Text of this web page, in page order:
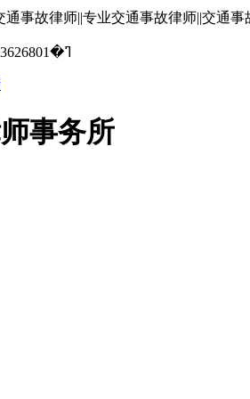
通事故律师||专业交通事故律师||交通事
��ʦ��ѯ���ߣ�
事务所